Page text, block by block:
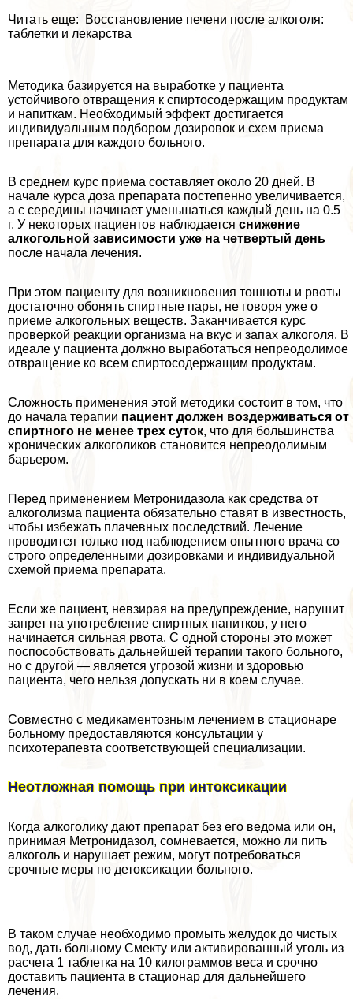
Читать еще: Восстановление печени после алкоголя:
таблетки и лекарства
Методика базируется на выработке у пациента
устойчивого отвращения к спиртосодержащим продуктам
и напиткам. Необходимый эффект достигается
индивидуальным подбором дозировок и схем приема
препарата для каждого больного.
В среднем курс приема составляет около 20 дней. В
начале курса доза препарата постепенно увеличивается,
а с середины начинает уменьшаться каждый день на 0.5
г. У некоторых пациентов наблюдается снижение
алкогольной зависимости уже на четвертый день
после начала лечения.
При этом пациенту для возникновения тошноты и рвоты
достаточно обонять спиртные пары, не говоря уже о
приеме алкогольных веществ. Заканчивается курс
проверкой реакции организма на вкус и запах алкоголя. В
идеале у пациента должно выработаться непреодолимое
отвращение ко всем спиртосодержащим продуктам.
Сложность применения этой методики состоит в том, что
до начала терапии пациент должен воздерживаться от
спиртного не менее трех суток, что для большинства
хронических алкоголиков становится непреодолимым
барьером.
Перед применением Метронидазола как средства от
алкоголизма пациента обязательно ставят в известность,
чтобы избежать плачевных последствий. Лечение
проводится только под наблюдением опытного врача со
строго определенными дозировками и индивидуальной
схемой приема препарата.
Если же пациент, невзирая на предупреждение, нарушит
запрет на употрeбление спиртных напитков, у него
начинается сильная рвота. С одной стороны это может
поспособствовать дальнейшей терапии такого больного,
но с другой — является угрозой жизни и здоровью
пациента, чего нельзя допускать ни в коем случае.
Совместно с медикаментозным лечением в стационаре
больному предоставляются консультации у
психотерапевта соответствующей специализации.
Неотложная помощь при интоксикации
Когда алкоголику дают препарат без его ведома или он,
принимая Метронидазол, сомневается, можно ли пить
алкоголь и нарушает режим, могут потребоваться
срочные меры по детоксикации больного.
В таком случае необходимо промыть желудок до чистых
вод, дать больному Смекту или активированный уголь из
расчета 1 таблетка на 10 килограммов веса и срочно
доставить пациента в стационар для дальнейшего
лечения.